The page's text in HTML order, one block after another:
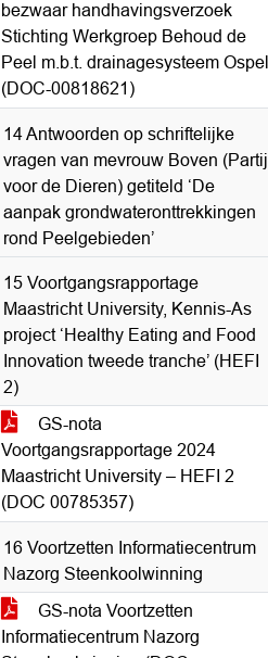
bezwaar handhavingsverzoek
Stichting Werkgroep Behoud de
Peel m.b.t. drainagesysteem Ospel
(DOC-00818621)
14 Antwoorden op schriftelijke
vragen van mevrouw Boven (Partij
voor de Dieren) getiteld ‘De
aanpak grondwateronttrekkingen
rond Peelgebieden’
15 Voortgangsrapportage
Maastricht University, Kennis-As
project ‘Healthy Eating and Food
Innovation tweede tranche’ (HEFI
2)
GS-nota
Voortgangsrapportage 2024
Maastricht University – HEFI 2
(DOC 00785357)
16 Voortzetten Informatiecentrum
Nazorg Steenkoolwinning
GS-nota Voortzetten
Informatiecentrum Nazorg